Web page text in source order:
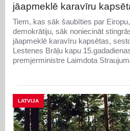
jāapmeklē karavīru
Tiem, kas sāk šaubīties par
demokrātiju, sāk noniecināt
jāapmeklē karavīru kapsētas,
Lestenes Brāļu kapu
premjerministre Laimdota
LATVIJA